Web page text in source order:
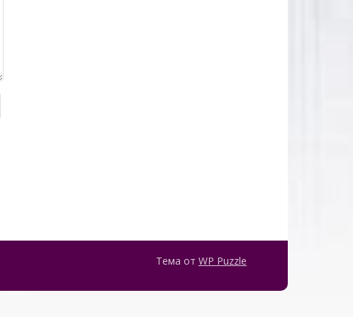
Тема от WP Puzzle